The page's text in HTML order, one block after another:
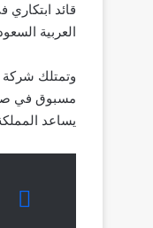
العربية
وتمتلك شركة
يساعد